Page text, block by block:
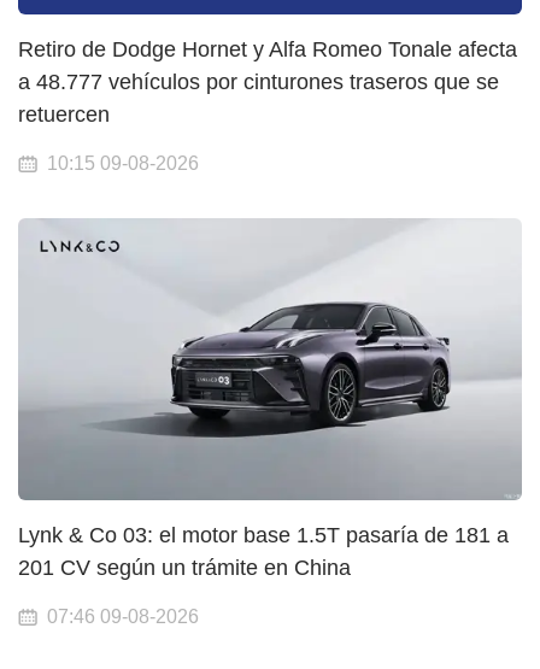
Retiro de Dodge Hornet y Alfa Romeo Tonale afecta
a 48.777 vehículos por cinturones traseros que se
retuercen
10:15 09-08-2026
Lynk & Co 03: el motor base 1.5T pasaría de 181 a
201 CV según un trámite en China
07:46 09-08-2026